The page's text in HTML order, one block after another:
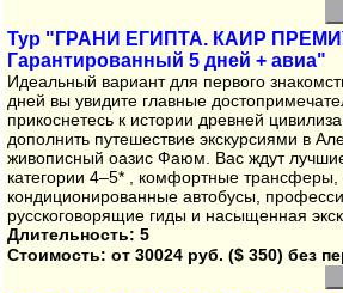
Тур "ГРАНИ ЕГИПТА. КАИР
Гарантированный 5 дней + авиа"
Идеальный вариант для первого
дней вы увидите главные
прикоснетесь к истории древней
дополнить путешествие экскурсиями в
живописный оазис Фаюм. Вас ждут
категории 4–5* , комфортные
кондиционированные автобусы,
русскоговорящие гиды и насыщенная
Длительность: 5
Стоимость: от 30024 руб. ($ 350) без